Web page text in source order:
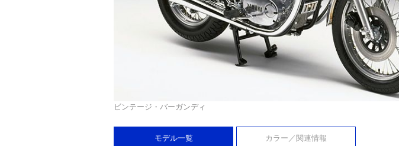
ビンテージ・バーガンディ
モデル一覧 カラー／関連情報